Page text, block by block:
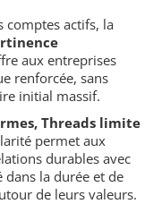
comptes actifs, la
aux entreprises
renforcée, sans
initial massif.
Threads limite
permet aux
durables avec
dans la durée et de
de leurs valeurs.